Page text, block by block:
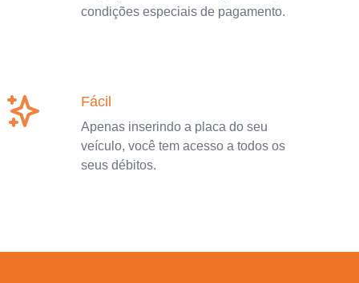
condições especiais de pagamento.
Fácil
Apenas inserindo a placa do seu
veículo, você tem acesso a todos os
seus débitos.